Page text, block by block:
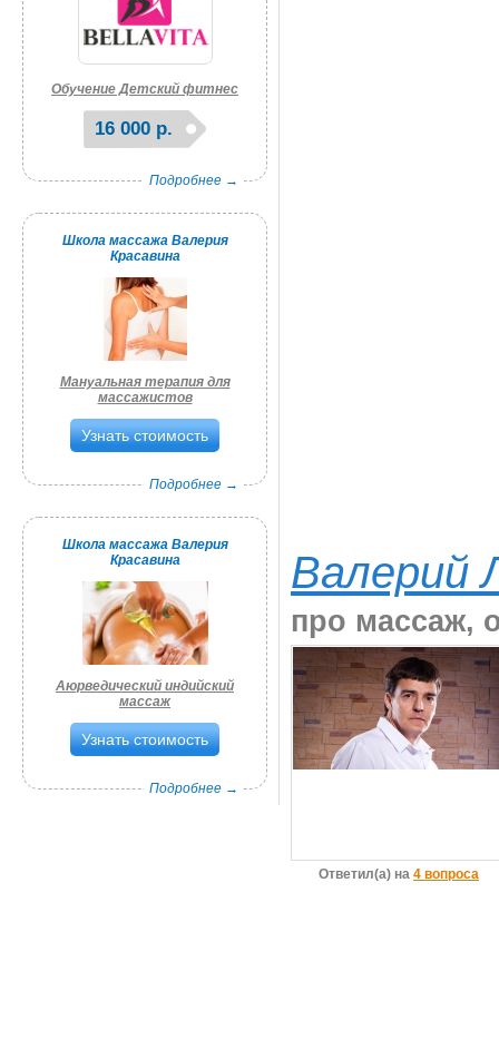
Обучение Детский фитнес
16 000 р.
Подробнее →
Школа массажа Валерия
Красавина
Мануальная терапия для
массажистов
Узнать стоимость
Подробнее →
Школа массажа Валерия
Красавина
Аюрведический индийский
массаж
Узнать стоимость
Подробнее →
Валерий
про массаж,
Ответил(а) на 4 вопроса